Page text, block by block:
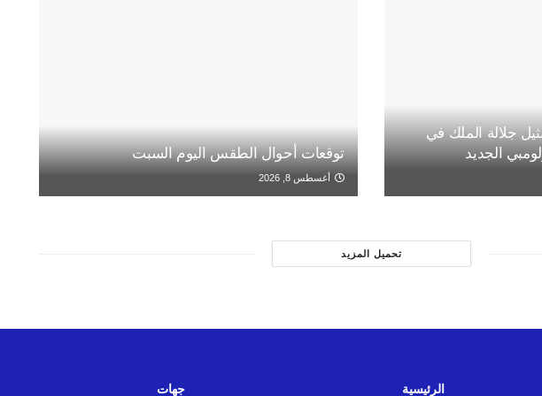
جلالة الملك في
الجديد
توقعات أحوال الطقس اليوم السبت
أغسطس 8, 2026
تحميل المزيد
الرئيسية جهات